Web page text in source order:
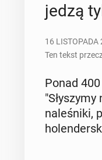
jedzą
16 LISTOPADA
Ten tekst
Ponad
na­le­śni­ki,